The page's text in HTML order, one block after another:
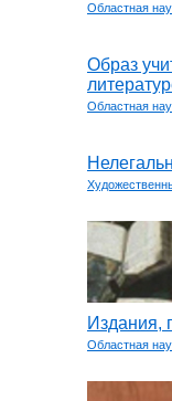
Областная
Образ
Областная
Издания,
Областная